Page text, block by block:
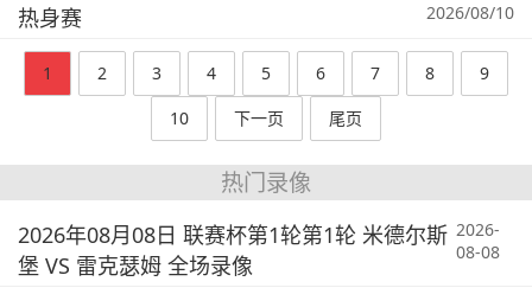
热身赛 2026/08/10
1 2 3 4 5 6 7 8
9
10
下一页 尾页
热门录像
2026年08月08日 联赛杯第1轮第1轮 米德尔斯
堡 VS 雷克瑟姆 全场录像
2026-
08-08